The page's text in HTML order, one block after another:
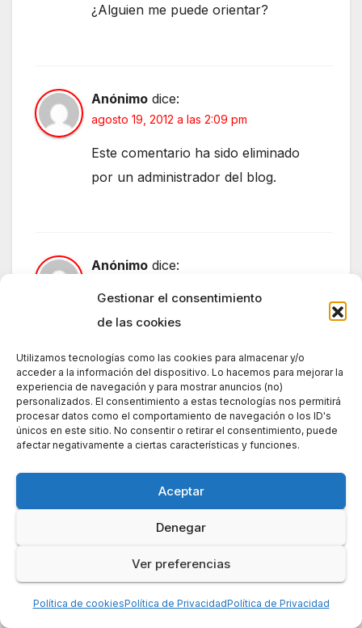
Gestionar el consentimiento
de las cookies
Utilizamos tecnologías como las cookies para almacenar y/o
acceder a la información del dispositivo. Lo hacemos para mejorar la
experiencia de navegación y para mostrar anuncios (no)
personalizados. El consentimiento a estas tecnologías nos permitirá
procesar datos como el comportamiento de navegación o los ID's
únicos en este sitio. No consentir o retirar el consentimiento, puede
afectar negativamente a ciertas características y funciones.
Aceptar
Denegar
Ver preferencias
Política de cookiesPolítica de PrivacidadPolítica de Privacidad
¿Alguien me puede orientar?
Anónimo dice:
agosto 19, 2012 a las 2:09 pm
Este comentario ha sido eliminado
por un administrador del blog.
Anónimo dice:
Hola Antonio; soy Fernando.
estar o no de acuerdo con él pero
es enriquecedor.
Gracias por compartir tus
experiencias y tu analisis con todos
Yo tambien quiero compartir una
experiencia muy reciente.
Hace algo mas de 4 años compré
un frigo-combi Electrolux. Me salió
MALO. El servicio técnico despues
de varios intentos no han sabido